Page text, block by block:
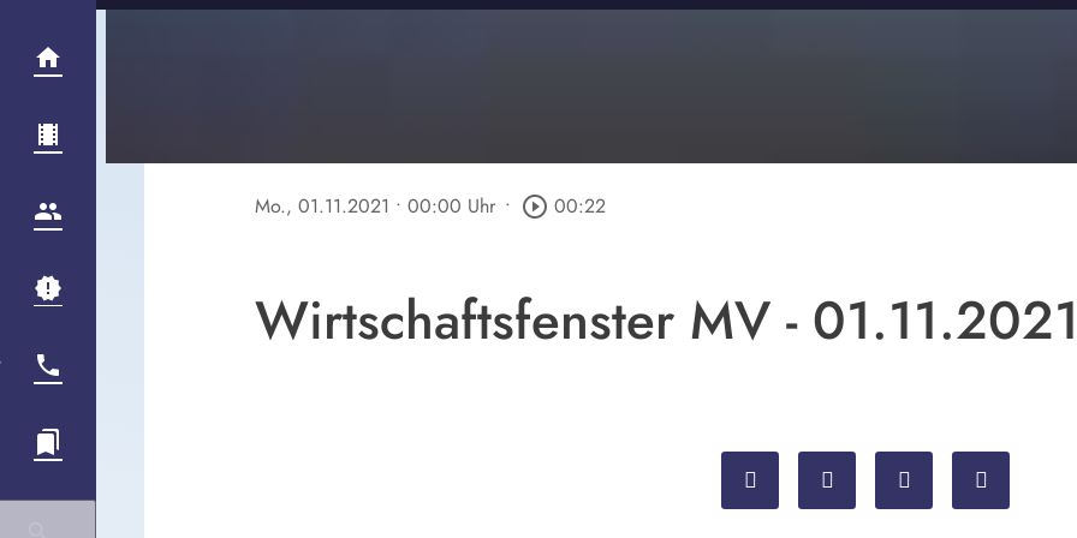
Mo., 01.11.2021 • 00:00 Uhr • play_circle_outline 00:22
Wirtschaftsfenster MV - 01.11.2021